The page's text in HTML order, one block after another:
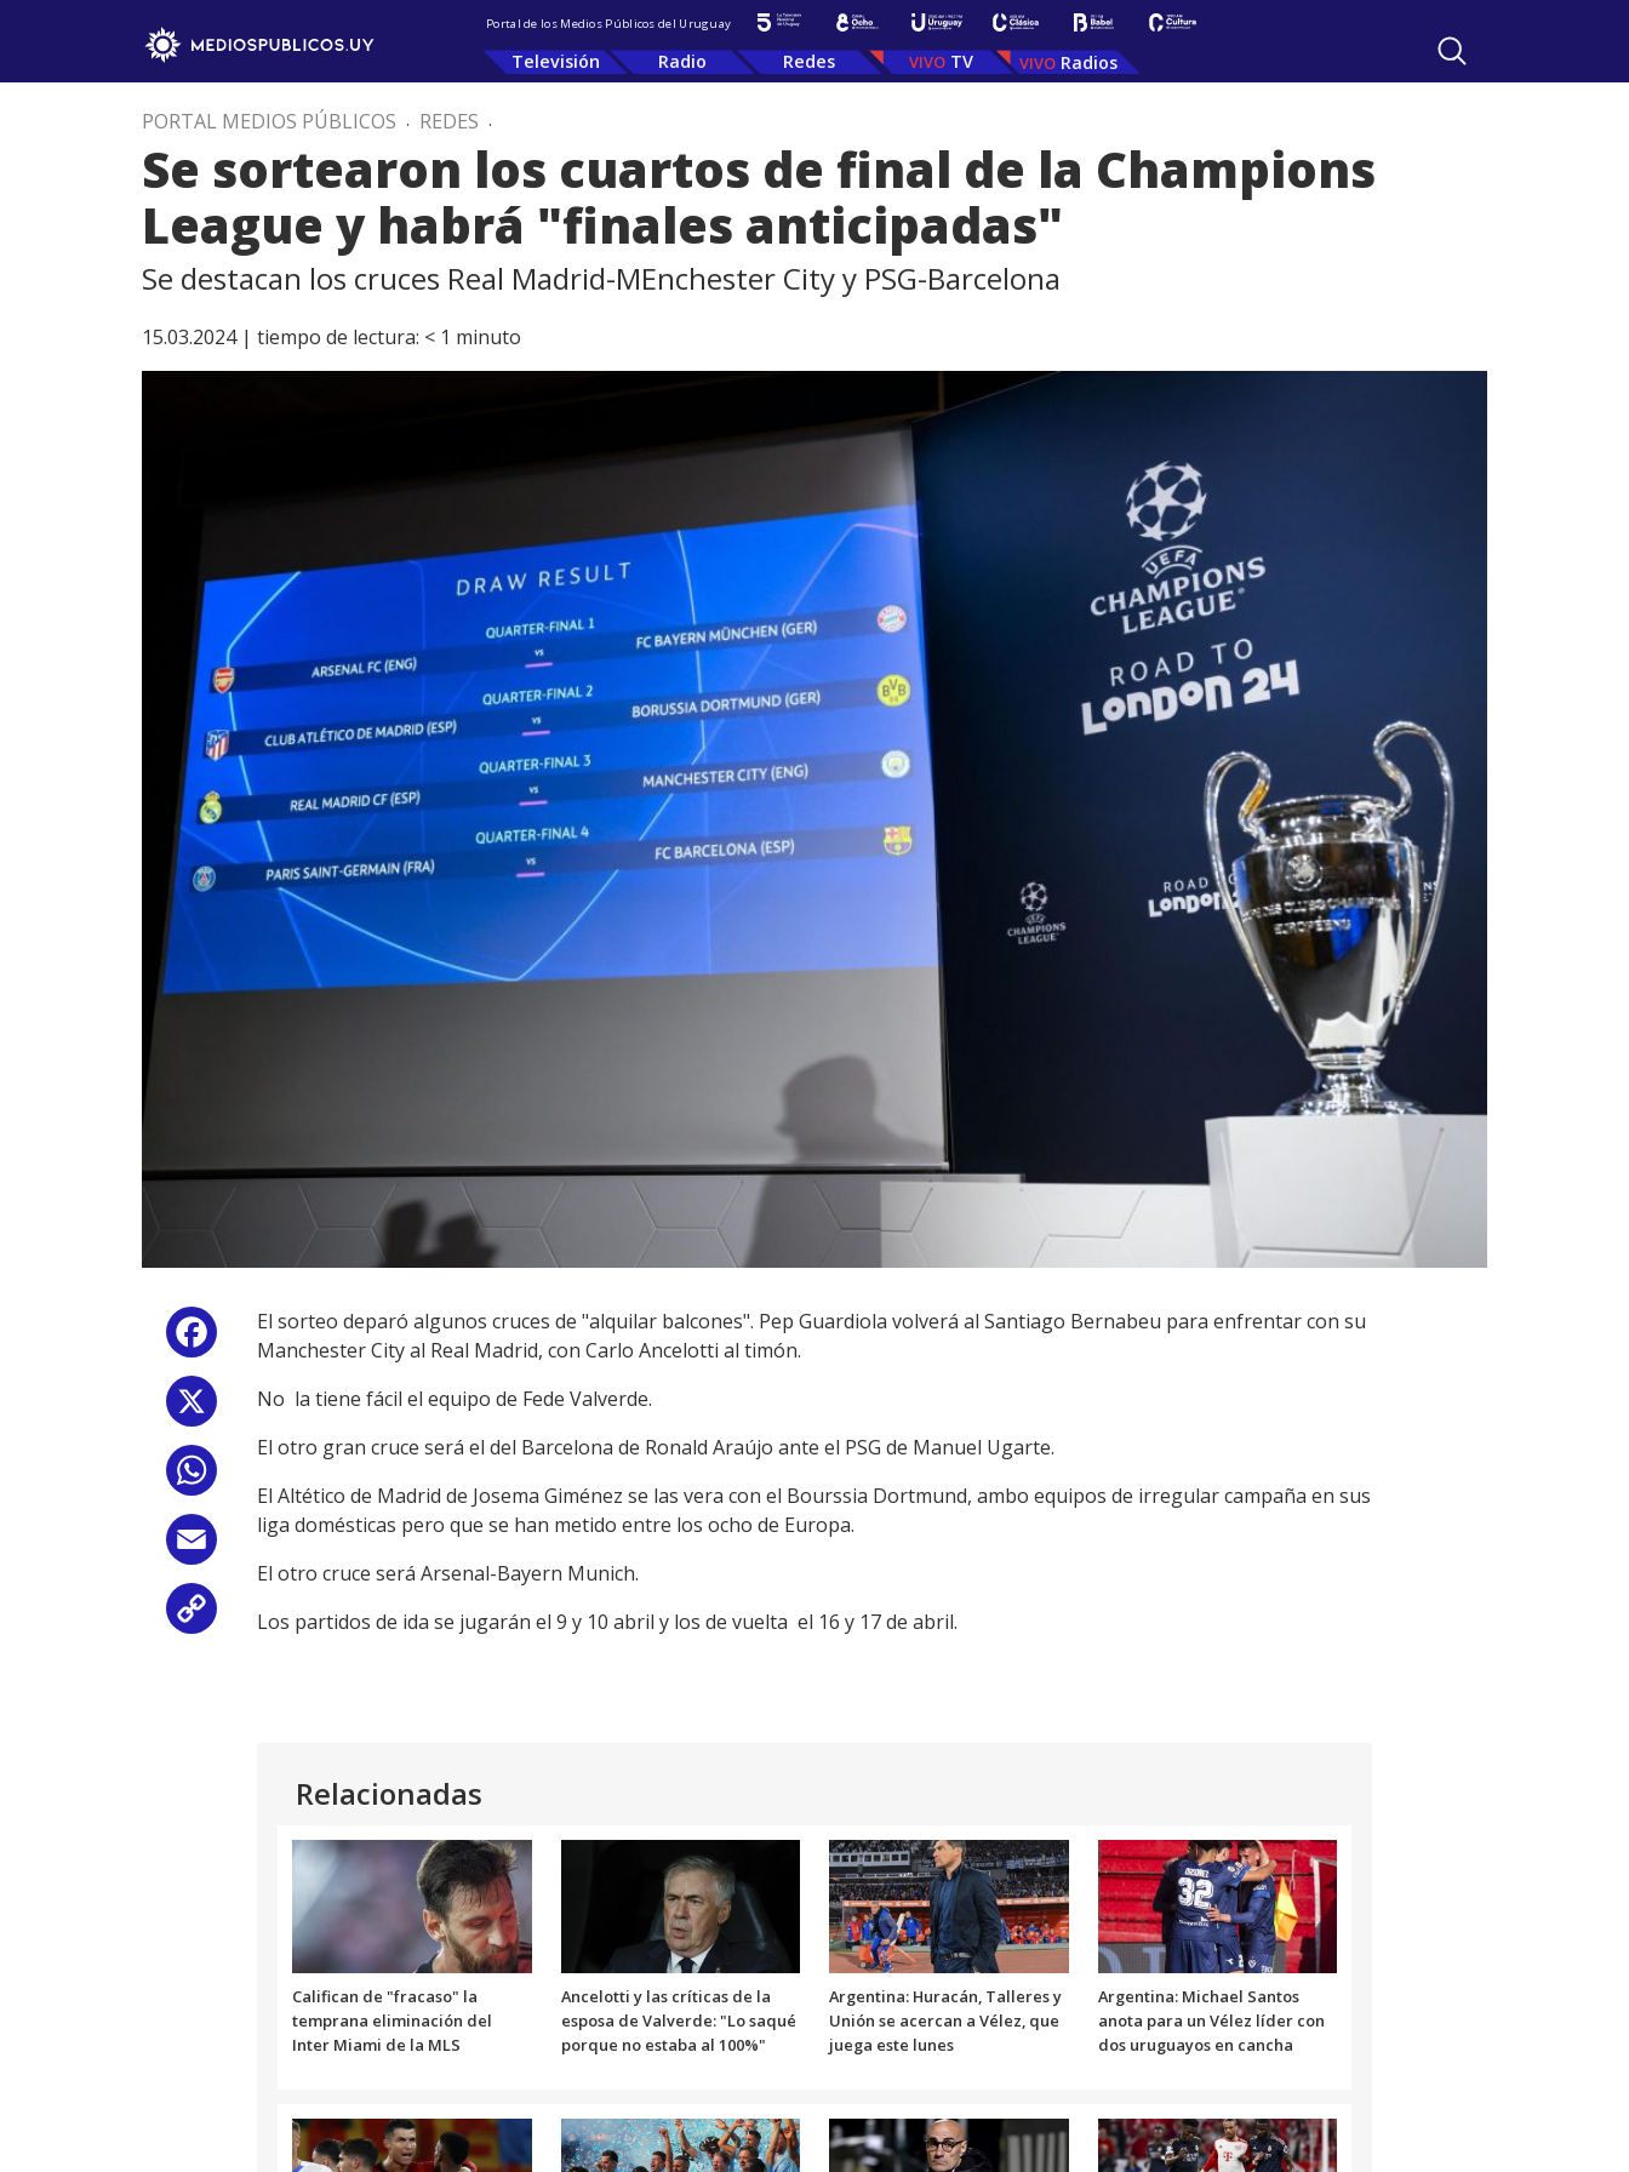
Portal de los Medios Públicos del Uruguay
Televisión Radio Redes TV Radios
PORTAL MEDIOS PÚBLICOS . REDES .
Se sortearon los cuartos de final de la Champions
League y habrá "finales anticipadas"
Se destacan los cruces Real Madrid-MEnchester City y PSG-Barcelona
15.03.2024 | tiempo de lectura: < 1 minuto
Facebook
Email
Copy
El sorteo deparó algunos cruces de "alquilar balcones". Pep Guardiola volverá al Santiago Bernabeu para enfrentar con su
Manchester City al Real Madrid, con Carlo Ancelotti al timón.
No la tiene fácil el equipo de Fede Valverde.
El otro gran cruce será el del Barcelona de Ronald Araújo ante el PSG de Manuel Ugarte.
El Altético de Madrid de Josema Giménez se las vera con el Bourssia Dortmund, ambo equipos de irregular campaña en sus
liga domésticas pero que se han metido entre los ocho de Europa.
El otro cruce será Arsenal-Bayern Munich.
Los partidos de ida se jugarán el 9 y 10 abril y los de vuelta el 16 y 17 de abril.
Relacionadas
Califican de "fracaso" la
temprana eliminación del
Inter Miami de la MLS
Ancelotti y las críticas de la
esposa de Valverde: "Lo saqué
porque no estaba al 100%"
Argentina: Huracán, Talleres y
Unión se acercan a Vélez, que
juega este lunes
Argentina: Michael Santos
anota para un Vélez líder con
dos uruguayos en cancha